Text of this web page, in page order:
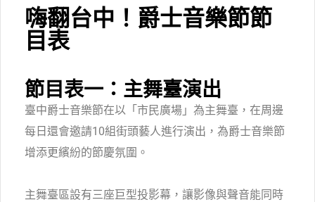
嗨翻台中！爵士音樂節節
目表
節目表一：主舞臺演出
臺中爵士音樂節在以「 市民廣場」 為主舞臺，在周邊
每日還會邀請10組街頭藝人進行演出，為爵士音樂節
增添更繽紛的節慶氛圍。
主舞臺區設有三座巨型投影幕，讓影像與聲音能同時